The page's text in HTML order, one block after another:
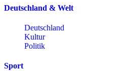
Deutschland & Welt
Deutschland
Kultur
Politik
Sport